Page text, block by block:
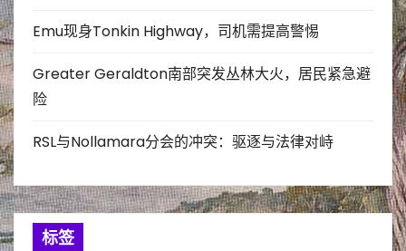
Emu现身Tonkin Highway，司机需提高警惕
Greater Geraldton南部突发丛林大火，居民紧急避
险
RSL与Nollamara分会的冲突：驱逐与法律对峙
标签